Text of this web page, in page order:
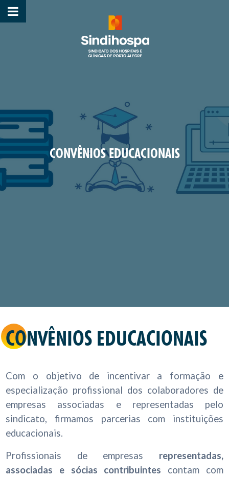
CONVÊNIOS EDUCACIONAIS
CONVÊNIOS EDUCACIONAIS
Com o objetivo de incentivar a formação e
especialização profissional dos colaboradores de
empresas associadas e representadas pelo
sindicato, firmamos parcerias com instituições
educacionais.
Profissionais de empresas representadas,
associadas e sócias contribuintes contam com